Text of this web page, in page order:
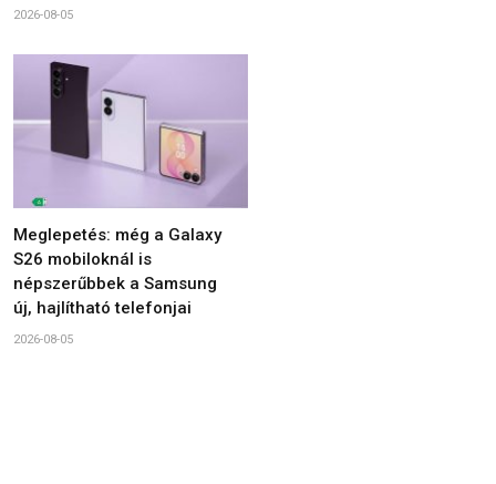
2026-08-05
Meglepetés: még a Galaxy
S26 mobiloknál is
népszerűbbek a Samsung
új, hajlítható telefonjai
2026-08-05